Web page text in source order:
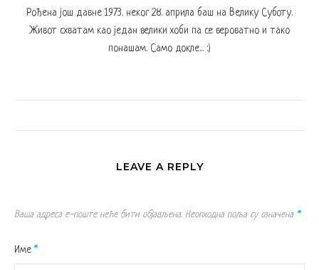
Рођена још давне 1973. неког 28. априла баш на Велику Суботу.
Живот схватам као један велики хоби па се вероватно и тако
понашам. Само докле... :)
LEAVE A REPLY
Ваша адреса е-поште неће бити објављена. Неопходна поља су означена *
Име *